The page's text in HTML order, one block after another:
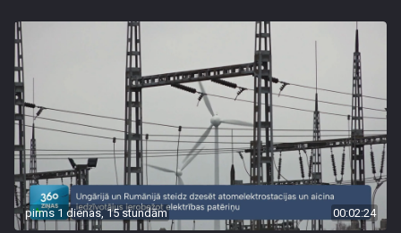
pirms 1 dienas, 15 stundām 00:02:24